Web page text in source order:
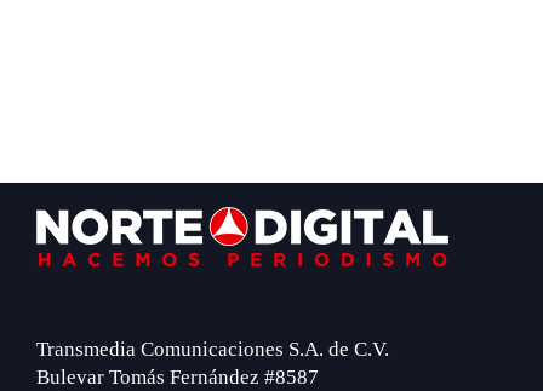
Footer
Transmedia Comunicaciones S.A. de C.V.
Bulevar Tomás Fernández #8587